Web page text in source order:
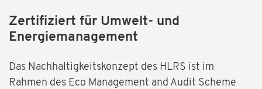
Zertifiziert für Umwelt- und
Energiemanagement
Das Nachhaltigkeitskonzept des HLRS ist im
Rahmen des Eco Management and Audit Scheme